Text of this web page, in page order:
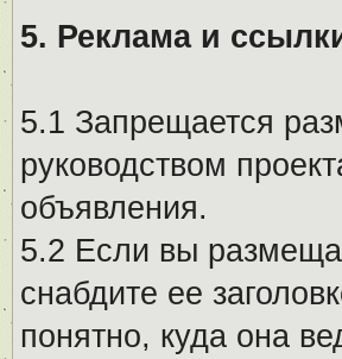
5. Реклама и
5.1 Запрещается
руководством
объявления.
5.2 Если вы
снабдите ее
понятно, куда она